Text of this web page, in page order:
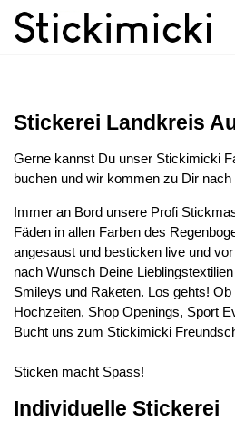
Stickerei Landkreis
Gerne kannst Du unser Stickimicki
buchen und wir kommen zu Dir
Immer an Bord unsere Profi
Fäden in allen Farben des
angesaust und besticken live und
nach Wunsch Deine
Smileys und Raketen. Los gehts!
Hochzeiten, Shop Openings, Sport
Bucht uns zum Stickimicki
Sticken macht Spass!
Individuelle Stickerei